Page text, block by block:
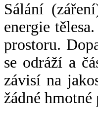
Sálání
energie
prostoru.
se odráží a
závisí na
žádné